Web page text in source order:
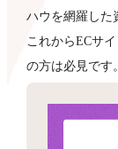
ハウを網羅した
これからECサ
の方は必見です。